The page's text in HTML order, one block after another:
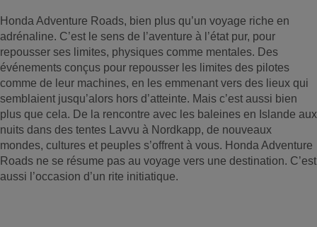
Honda Adventure Roads, bien plus qu’un voyage riche en
adrénaline. C’est le sens de l’aventure à l’état pur, pour
repousser ses limites, physiques comme mentales. Des
événements conçus pour repousser les limites des pilotes
comme de leur machines, en les emmenant vers des lieux qui
semblaient jusqu’alors hors d’atteinte. Mais c’est aussi bien
plus que cela. De la rencontre avec les baleines en Islande aux
nuits dans des tentes Lavvu à Nordkapp, de nouveaux
mondes, cultures et peuples s’offrent à vous. Honda Adventure
Roads ne se résume pas au voyage vers une destination. C’est
aussi l’occasion d’un rite initiatique.